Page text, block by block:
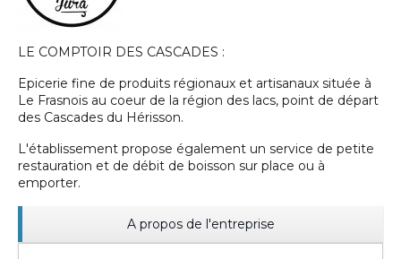
LE COMPTOIR DES CASCADES :
Epicerie fine de produits régionaux et artisanaux située à
Le Frasnois au coeur de la région des lacs, point de départ
des Cascades du Hérisson.
L'établissement propose également un service de petite
restauration et de débit de boisson sur place ou à
emporter.
A propos de l'entreprise